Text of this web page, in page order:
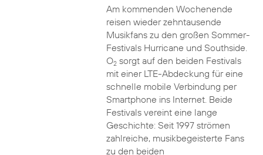
Am kommenden Wochenende
reisen wieder zehntausende
Musikfans zu den großen Sommer-
Festivals Hurricane und Southside.
O2sorgt auf den beiden Festivals
mit einer LTE-Abdeckung für eine
schnelle mobile Verbindung per
Smartphone ins Internet. Beide
Festivals vereint eine lange
Geschichte: Seit 1997 strömen
zahlreiche, musikbegeisterte Fans
zu den beiden